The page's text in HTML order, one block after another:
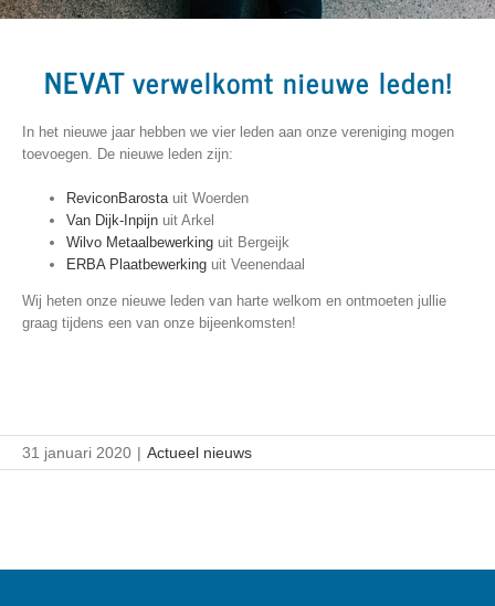
NEVAT verwelkomt nieuwe leden!
In het nieuwe jaar hebben we vier leden aan onze vereniging mogen
toevoegen. De nieuwe leden zijn:
ReviconBarosta uit Woerden
Van Dijk-Inpijn uit Arkel
Wilvo Metaalbewerking uit Bergeijk
ERBA Plaatbewerking uit Veenendaal
Wij heten onze nieuwe leden van harte welkom en ontmoeten jullie
graag tijdens een van onze bijeenkomsten!
31 januari 2020 | Actueel nieuws